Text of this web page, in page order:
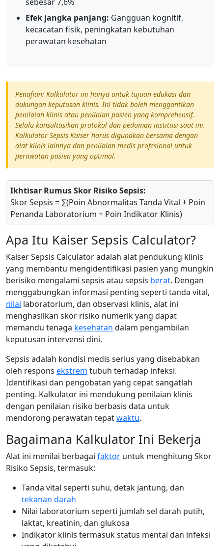
Efek jangka panjang: Gangguan kognitif,
kecacatan fisik, peningkatan kebutuhan
perawatan kesehatan
Penafian: Kalkulator ini hanya untuk tujuan edukasi dan
dukungan keputusan klinis. Ini tidak boleh menggantikan
penilaian klinis atau penilaian pasien yang komprehensif.
Selalu konsultasikan protokol dan pedoman institusi saat ini.
Kalkulator Sepsis Kaiser harus digunakan bersama dengan
alat klinis lainnya dan penilaian medis profesional untuk
perawatan pasien yang optimal.
Ikhtisar Rumus Skor Risiko Sepsis:
Skor Sepsis = ∑(Poin Abnormalitas Tanda Vital + Poin
Penanda Laboratorium + Poin Indikator Klinis)
Apa Itu Kaiser Sepsis Calculator?
Kaiser Sepsis Calculator adalah alat pendukung klinis
yang membantu mengidentifikasi pasien yang mungkin
berisiko mengalami sepsis atau sepsis berat. Dengan
menggabungkan informasi penting seperti tanda vital,
nilai laboratorium, dan observasi klinis, alat ini
menghasilkan skor risiko numerik yang dapat
memandu tenaga kesehatan dalam pengambilan
keputusan intervensi dini.
Sepsis adalah kondisi medis serius yang disebabkan
oleh respons ekstrem tubuh terhadap infeksi.
Identifikasi dan pengobatan yang cepat sangatlah
penting. Kalkulator ini mendukung penilaian klinis
dengan penilaian risiko berbasis data untuk
mendorong perawatan tepatwaktu.
Bagaimana Kalkulator Ini Bekerja
Alat ini menilai berbagai faktor untuk menghitung Skor
Risiko Sepsis, termasuk:
Tanda vital seperti suhu, detak jantung, dan
tekanan darah
Nilai laboratorium seperti jumlah sel darah putih,
laktat, kreatinin, dan glukosa
Indikator klinis termasuk status mental dan infeksi